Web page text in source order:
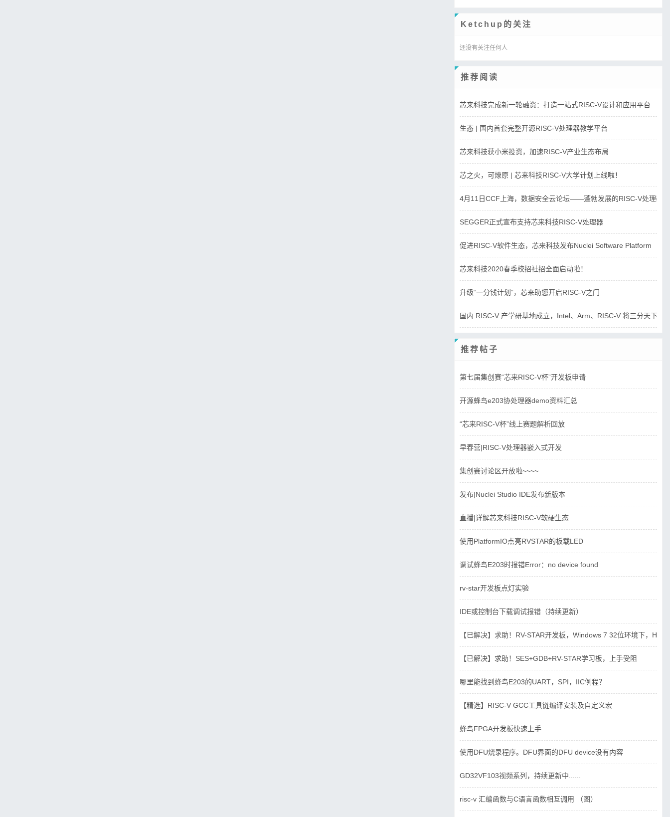
Ketchup的关注
还没有关注任何人
推荐阅读
芯来科技完成新一轮融资：打造一站式RISC-V设计和应用平台
生态 | 国内首套完整开源RISC-V处理器教学平台
芯来科技获小米投资，加速RISC-V产业生态布局
芯之火，可燎原 | 芯来科技RISC-V大学计划上线啦！
4月11日CCF上海，数据安全云论坛——蓬勃发展的RISC-V处理器
SEGGER正式宣布支持芯来科技RISC-V处理器
促进RISC-V软件生态，芯来科技发布Nuclei Software Platform
芯来科技2020春季校招社招全面启动啦！
升级“一分钱计划”，芯来助您开启RISC-V之门
国内 RISC-V 产学研基地成立，Intel、Arm、RISC-V 将三分天下？
推荐帖子
第七届集创赛“芯来RISC-V杯”开发板申请
开源蜂鸟e203协处理器demo资料汇总
“芯来RISC-V杯”线上赛题解析回放
早春营|RISC-V处理器嵌入式开发
集创赛讨论区开放啦~~~~
发布|Nuclei Studio IDE发布新版本
直播|详解芯来科技RISC-V软硬生态
使用PlatformIO点亮RVSTAR的板载LED
调试蜂鸟E203时报错Error：no device found
rv-star开发板点灯实验
IDE或控制台下载调试报错（持续更新）
【已解决】求助！RV-STAR开发板，Windows 7 32位环境下，
【已解决】求助！SES+GDB+RV-STAR学习板，上手受阻
哪里能找到蜂鸟E203的UART，SPI，IIC例程？
【精选】RISC-V GCC工具链编译安装及自定义宏
蜂鸟FPGA开发板快速上手
使用DFU烧录程序。DFU界面的DFU device没有内容
GD32VF103视频系列，持续更新中......
risc-v 汇编函数与C语言函数相互调用 （图）